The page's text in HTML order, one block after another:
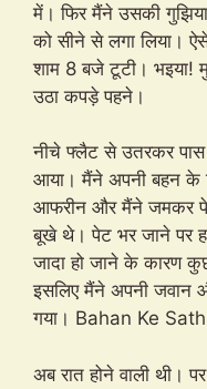
में। फिर मैंने उसकी
को सीने से लगा लिया।
शाम 8 बजे टूटी। भइया!
उठा कपड़े पहने।
नीचे फ्लैट से उतरकर
आया। मैंने अपनी बहन के
आफरीन और मैंने जमकर
बूखे थे। पेट भर जाने पर
जादा हो जाने के कारण
इसलिए मैंने अपनी जवान
गया। Bahan Ke
अब रात होने वाली थी।